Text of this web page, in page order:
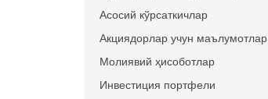
Асосий кўрсаткичлар
Акциядорлар учун маълумотлар
Молиявий ҳисоботлар
Инвестиция портфели